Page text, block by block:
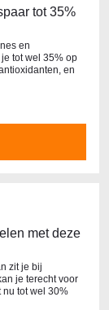
tot 35%
en
tot wel 35% op
en
met deze
zit je bij
je terecht voor
tot wel 30%